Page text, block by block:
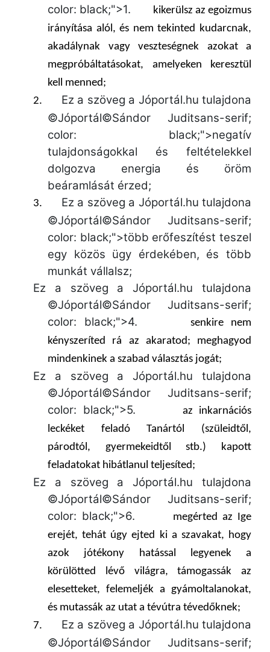
color: black;">1.
kikerülsz az egoizmus
irányítása alól,és nem tekinted kudarcnak,
akadálynak vagy veszteségnek azokat a
megpróbáltatásokat, amelyeken keresztül
kell menned;
2.
Ez a szöveg a Jóportál.hu tulajdona
©Jóportál©Sándor Juditsans-serif;
color: black;">negatív
tulajdonságokkal és feltételekkel
dolgozva energia és öröm
beáramlását érzed;
3.
Ez a szöveg a Jóportál.hu tulajdona
©Jóportál©Sándor Juditsans-serif;
color: black;">több erőfeszítést teszel
egy közös ügy érdekében, és több
munkát vállalsz;
Ez a szöveg a Jóportál.hu tulajdona
©Jóportál©Sándor Juditsans-serif;
color: black;">4.
senkire nem
kényszeríted rá az akaratod; meghagyod
mindenkinek a szabad választás jogát;
Ez a szöveg a Jóportál.hu tulajdona
©Jóportál©Sándor Juditsans-serif;
color: black;">5.
az inkarnációs
leckéket feladó Tanártól (szüleidtől,
párodtól, gyermekeidtől stb.) kapott
feladatokat hibátlanul teljesíted;
Ez a szöveg a Jóportál.hu tulajdona
©Jóportál©Sándor Juditsans-serif;
color: black;">6.
megérted az Ige
erejét,tehát úgy ejted ki a szavakat, hogy
azok jótékony hatással legyenek a
körülötted lévő világra,támogassák az
elesetteket, felemeljék a gyámoltalanokat,
és mutassák az utat a tévútra tévedőknek;
7.
Ez a szöveg a Jóportál.hu tulajdona
©Jóportál©Sándor Juditsans-serif;